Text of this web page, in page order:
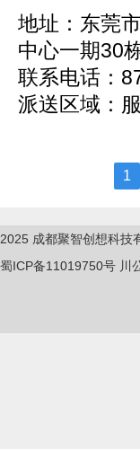
地址：东莞
中心一期30
联系电话：
派送区域：
1
2025 成都聚智创想科技
蜀ICP备11019750号 川